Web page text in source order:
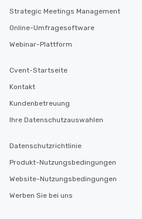
Strategic Meetings Management
Online-Umfragesoftware
Webinar-Plattform
Cvent-Startseite
Kontakt
Kundenbetreuung
Ihre Datenschutzauswahlen
Datenschutzrichtlinie
Produkt-Nutzungsbedingungen
Website-Nutzungsbedingungen
Werben Sie bei uns